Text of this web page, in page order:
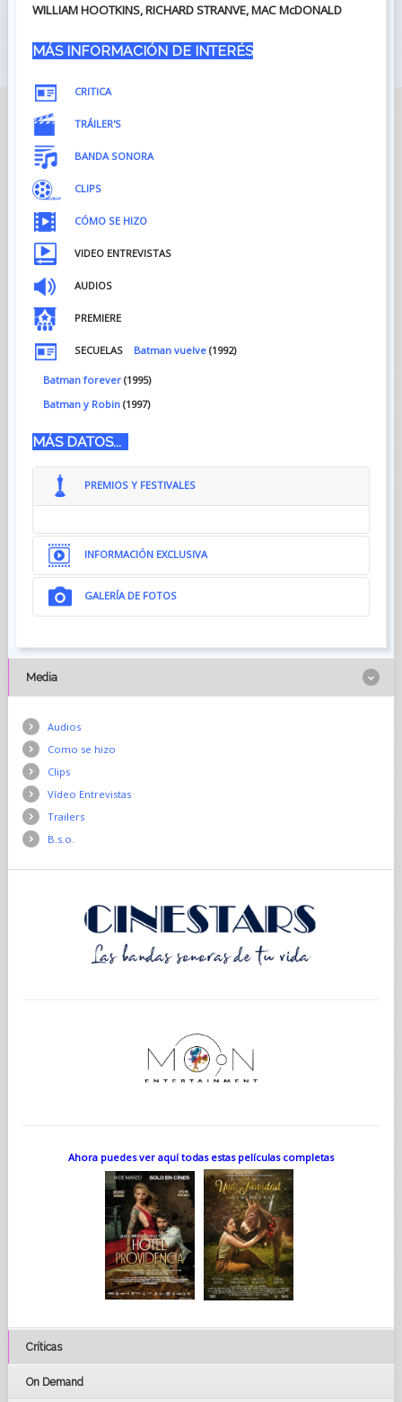
WILLIAM HOOTKINS, RICHARD STRANVE, MAC McDONALD
MÁS INFORMACIÓN DE INTERÉS
CRITICA
TRÁILER'S
BANDA SONORA
CLIPS
CÓMO SE HIZO
VIDEO ENTREVISTAS
AUDIOS
PREMIERE
SECUELAS Batman vuelve(1992)
Batman forever(1995)
Batman y Robin(1997)
MÁS DATOS...
PREMIOS Y FESTIVALES
INFORMACIÓN EXCLUSIVA
GALERÍA DE FOTOS
Media
Audios
Como se hizo
Clips
Vídeo Entrevistas
Trailers
B.s.o.
Ahora puedes ver aquí todas estas películas completas
Críticas
On Demand